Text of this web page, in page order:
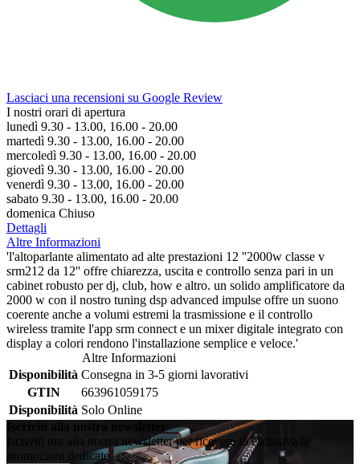
Lasciaci una recensioni su Google Review
I nostri orari di apertura
lunedì 9.30 - 13.00, 16.00 - 20.00
martedì 9.30 - 13.00, 16.00 - 20.00
mercoledì 9.30 - 13.00, 16.00 - 20.00
giovedì 9.30 - 13.00, 16.00 - 20.00
venerdì 9.30 - 13.00, 16.00 - 20.00
sabato 9.30 - 13.00, 16.00 - 20.00
domenica Chiuso
Dettagli
Altre Informazioni
'l'altoparlante alimentato ad alte prestazioni 12 ''2000w classe v
srm212 da 12'' offre chiarezza, uscita e controllo senza pari in un
cabinet robusto per dj, club, how e altro. un solido amplificatore da
2000 w con il nostro tuning dsp advanced impulse offre un suono
coerente anche a volumi estremi la trasmissione e il controllo
wireless tramite l'app srm connect e un mixer digitale integrato con
display a colori rendono l'installazione semplice e veloce.'
Altre Informazioni
Disponibilità Consegna in 3-5 giorni lavorativi
GTIN
663961059175
Disponibilità Solo Online
Iscriviti alla nostra newsletter
Iscriviti ora alla nostra newsletter per ricevere in esclusiva le
promozioni dedicate